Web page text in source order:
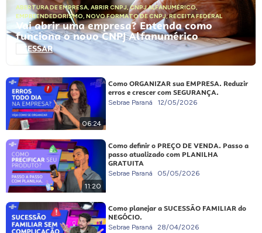
ABERTURA DE EMPRESA, ABRIR CNPJ,CNPJ ALFANUMÉRICO,
EMPREENDEDORISMO, NOVO FORMATO DE CNPJ,RECEITA FEDERAL
Vai abrir uma empresa? Entenda como
funciona o novo CNPJ Alfanumérico
ACESSAR
06:24
Como ORGANIZAR sua EMPRESA. Reduzir
erros e crescer com SEGURANÇA.
Sebrae Paraná 12/05/2026
11:20
Como definir o PREÇO DE VENDA. Passo a
passo atualizado com PLANILHA
GRATUITA
Sebrae Paraná 05/05/2026
Como planejar a SUCESSÃO FAMILIAR do
NEGÓCIO.
Sebrae Paraná 28/04/2026